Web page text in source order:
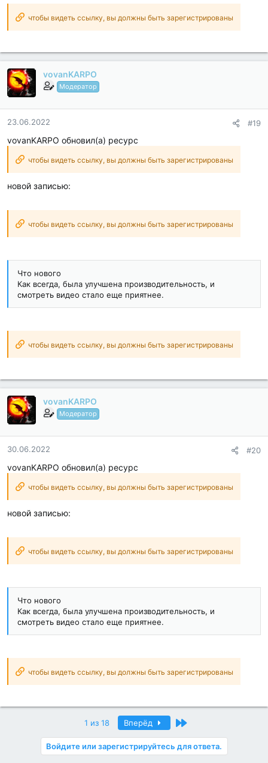
чтобы видеть ссылку, вы должны быть зарегистрированы
vovanKARPO
Модератор
23.06.2022 #19
vovanKARPO обновил(а) ресурс
чтобы видеть ссылку, вы должны быть зарегистрированы
новой записью:
чтобы видеть ссылку, вы должны быть зарегистрированы
Что нового
Как всегда, была улучшена производительность, и
смотреть видео стало еще приятнее.
чтобы видеть ссылку, вы должны быть зарегистрированы
vovanKARPO
Модератор
30.06.2022 #20
vovanKARPO обновил(а) ресурс
чтобы видеть ссылку, вы должны быть зарегистрированы
новой записью:
чтобы видеть ссылку, вы должны быть зарегистрированы
Что нового
Как всегда, была улучшена производительность, и
смотреть видео стало еще приятнее.
чтобы видеть ссылку, вы должны быть зарегистрированы
1 из 18 Вперёд Последний
Войдите или зарегистрируйтесь для ответа.